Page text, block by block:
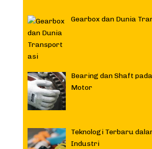
Gearbox dan Dunia
Bearing dan Shaft
Motor
Teknologi Terbaru
Industri